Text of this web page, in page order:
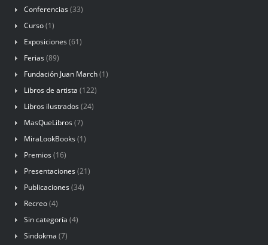
Conferencias (33)
Curso(1)
Exposiciones (61)
Ferias (89)
Fundación Juan March(1)
Libros de artista (122)
Libros ilustrados (24)
MasQueLibros (7)
MiraLookBooks (1)
Premios (16)
Presentaciones (21)
Publicaciones (34)
Recreo(4)
Sin categoría (4)
Sindokma (7)